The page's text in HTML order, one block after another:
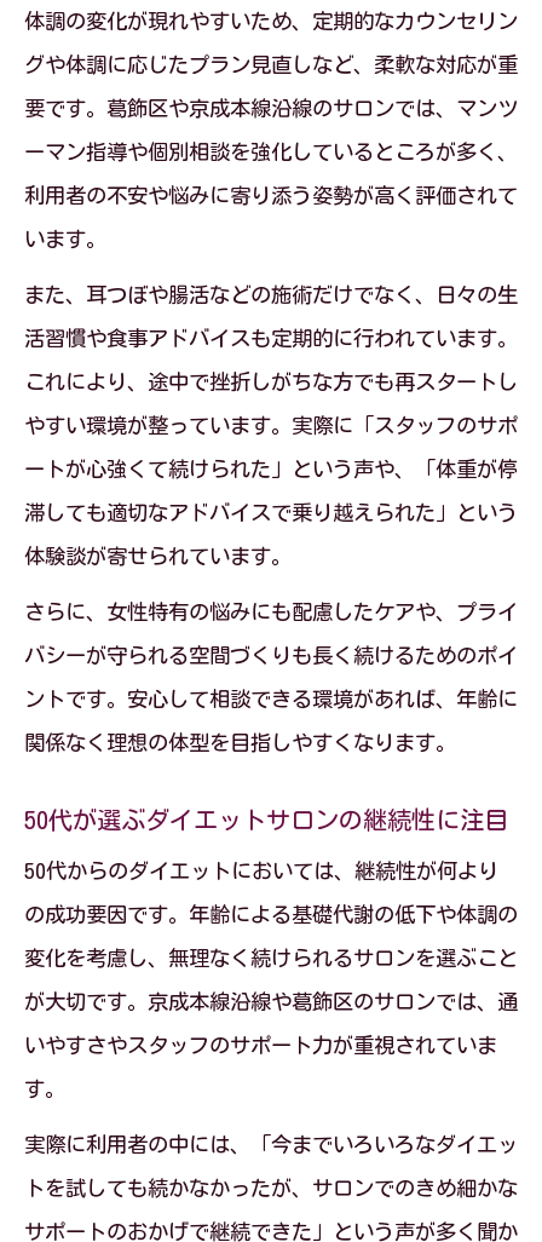
体調の変化が現れやすいため、定期的なカウンセリン
グや体調に応じたプラン見直しなど、柔軟な対応が重
要です。葛飾区や京成本線沿線のサロンでは、マンツ
ーマン指導や個別相談を強化しているところが多く、
利用者の不安や悩みに寄り添う姿勢が高く評価されて
います。
また、耳つぼや腸活などの施術だけでなく、日々の生
活習慣や食事アドバイスも定期的に行われています。
これにより、途中で挫折しがちな方でも再スタートし
やすい環境が整っています。実際に「スタッフのサポ
ートが心強くて続けられた」という声や、「体重が停
滞しても適切なアドバイスで乗り越えられた」という
体験談が寄せられています。
さらに、女性特有の悩みにも配慮したケアや、プライ
バシーが守られる空間づくりも長く続けるためのポイ
ントです。安心して相談できる環境があれば、年齢に
関係なく理想の体型を目指しやすくなります。
50代が選ぶダイエットサロンの継続性に注目
50代からのダイエットにおいては、継続性が何より
の成功要因です。年齢による基礎代謝の低下や体調の
変化を考慮し、無理なく続けられるサロンを選ぶこと
が大切です。京成本線沿線や葛飾区のサロンでは、通
いやすさやスタッフのサポート力が重視されていま
す。
実際に利用者の中には、「今までいろいろなダイエッ
トを試しても続かなかったが、サロンでのきめ細かな
サポートのおかげで継続できた」という声が多く聞か